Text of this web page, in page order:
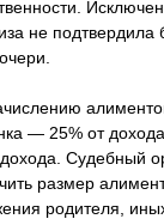
не подтвердила
— 25% от
Судебный
размер
родителя,